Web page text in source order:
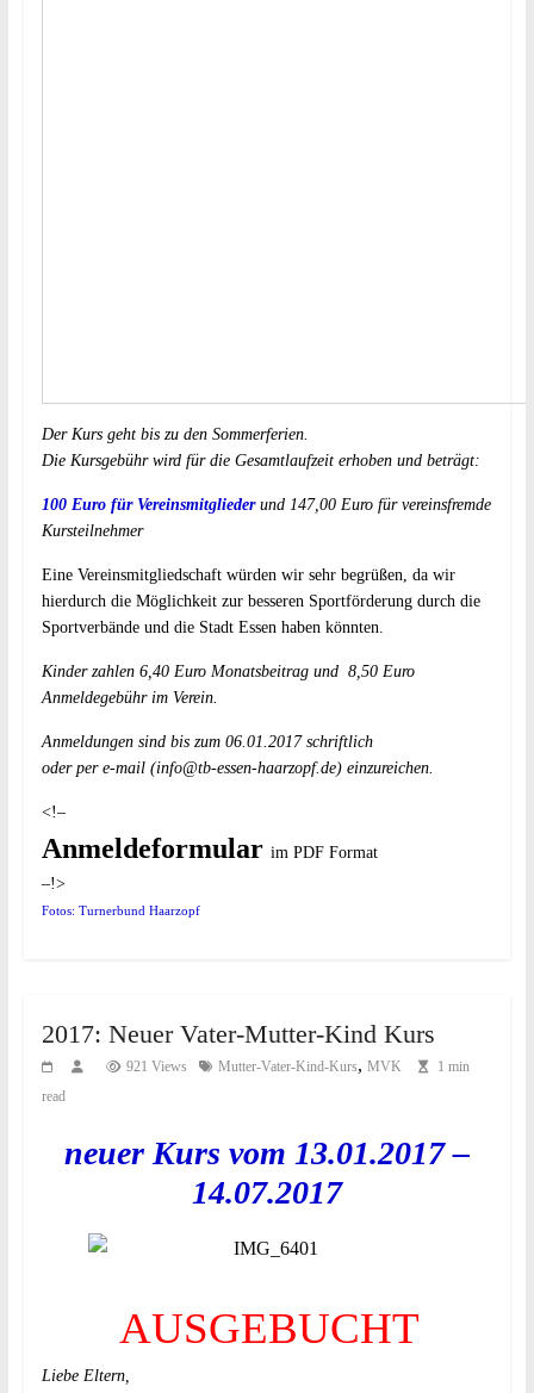
Der Kurs geht bis zu den Sommerferien.
Die Kursgebühr wird für die Gesamtlaufzeit erhoben und beträgt:
100 Euro für Vereinsmitgliederund 147,00 Euro für vereinsfremde
Kursteilnehmer
Eine Vereinsmitgliedschaft würden wir sehr begrüßen, da wir
hierdurch die Möglichkeit zur besseren Sportförderung durch die
Sportverbände und die Stadt Essen haben könnten.
Kinder zahlen 6,40 Euro Monatsbeitrag und 8,50 Euro
Anmeldegebühr im Verein.
Anmeldungen sind bis zum 06.01.2017 schriftlich
oder per e-mail (info@tb-essen-haarzopf.de) einzureichen.
<!–
Anmeldeformular im PDF Format
–!>
Fotos: Turnerbund Haarzopf
2017: Neuer Vater-Mutter-Kind Kurs
921 Views Mutter-Vater-Kind-Kurs, MVK
1 min
read
neuer Kurs vom 13.01.2017 –
14.07.2017
AUSGEBUCHT
Liebe Eltern,